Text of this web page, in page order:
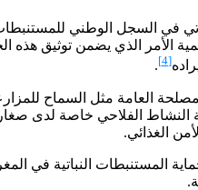
[4]
.
العامة مثل السماح
الغذائي.
المستنبطات النباتية